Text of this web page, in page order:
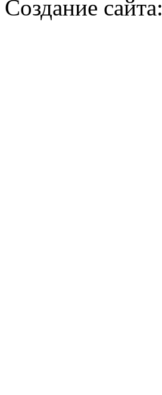
Создание сайта: